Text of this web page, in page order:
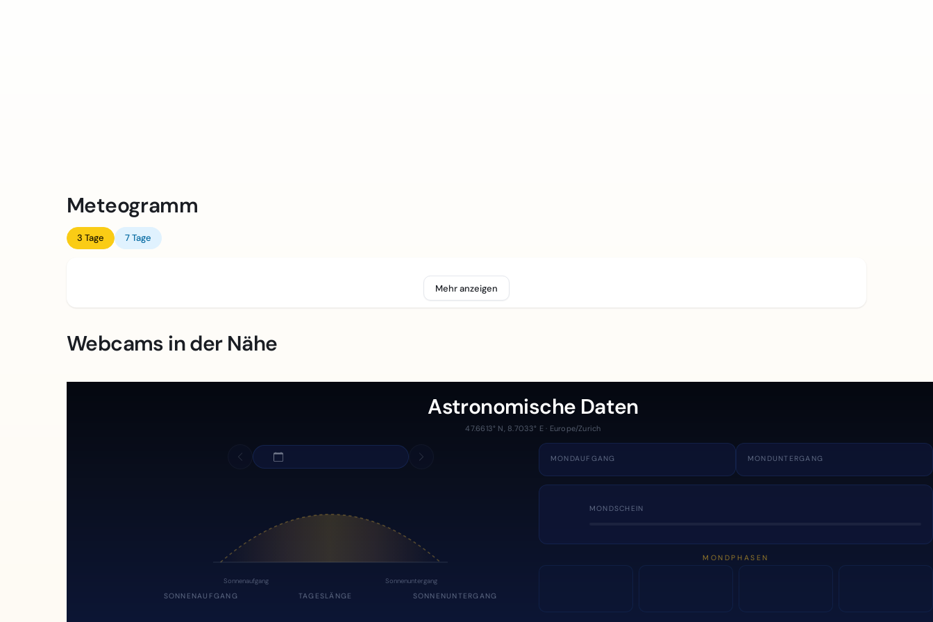
Meteogramm
3 Tage 7 Tage
Mehr anzeigen
Webcams in der Nähe
Astronomische Daten
47.6613° N, 8.7033° E · Europe/Zurich
Sonnenaufgang Sonnenuntergang
SONNENAUFGANG TAGESLÄNGE SONNENUNTERGANG
MONDAUFGANG MONDUNTERGANG
MONDSCHEIN
MONDPHASEN